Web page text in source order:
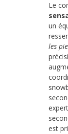
Le
un
les
est